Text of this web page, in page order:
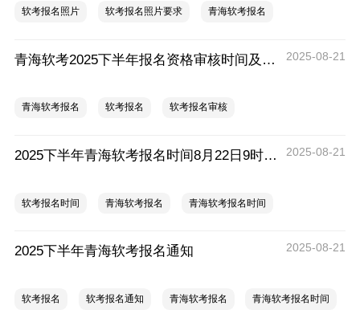
软考报名照片 软考报名照片要求 青海软考报名
青海软考2025下半年报名资格审核时间及要求 2025-08-21
青海软考报名 软考报名 软考报名审核
2025下半年青海软考报名时间8月22日9时开始 2025-08-21
软考报名时间 青海软考报名 青海软考报名时间
2025下半年青海软考报名通知 2025-08-21
软考报名 软考报名通知 青海软考报名 青海软考报名时间